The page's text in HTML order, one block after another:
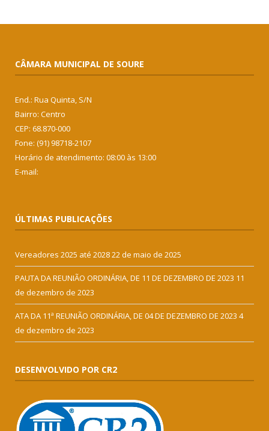
CÂMARA MUNICIPAL DE SOURE
End.: Rua Quinta, S/N
Bairro: Centro
CEP: 68.870-000
Fone: (91) 98718-2107
Horário de atendimento: 08:00 às 13:00
E-mail:
ÚLTIMAS PUBLICAÇÕES
Vereadores 2025 até 202822 de maio de 2025
PAUTA DA REUNIÃO ORDINÁRIA, DE 11 DE DEZEMBRO DE 2023 11
de dezembro de 2023
ATA DA 11ª REUNIÃO ORDINÁRIA, DE 04 DE DEZEMBRO DE 2023 4
de dezembro de 2023
DESENVOLVIDO POR CR2